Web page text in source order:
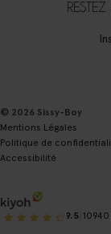
© 2026 Sissy-Boy
Mentions Légales
Politique de
Accessibilité
9.5